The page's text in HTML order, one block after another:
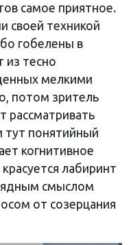
самое приятное.
своей техникой
гобелены в
из тесно
мелкими
потом зритель
рассматривать
тут понятийный
когнитивное
лабиринт
смыслом
от созерцания